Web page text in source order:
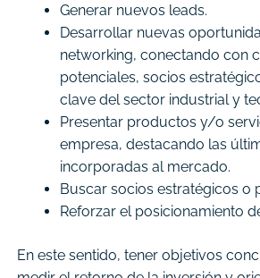
Generar nuevos leads.
Desarrollar nuevas
networking, conectando con
potenciales, socios
clave del sector industrial y
Presentar productos y/o
empresa, destacando las
incorporadas al mercado.
Buscar socios estratégicos o
Reforzar el posicionamiento
En este sentido, tener objetivos